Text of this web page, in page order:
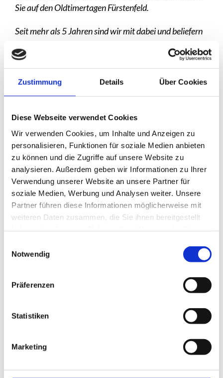
Zustimmung Details Über Cookies
Diese Webseite verwendet Cookies
Wir verwenden Cookies, um Inhalte und Anzeigen zu
personalisieren, Funktionen für soziale Medien anbieten
zu können und die Zugriffe auf unsere Website zu
analysieren. Außerdem geben wir Informationen zu Ihrer
Verwendung unserer Website an unsere Partner für
soziale Medien, Werbung und Analysen weiter. Unsere
Partner führen diese Informationen möglicherweise mit
weiteren Daten zusammen, die Sie ihnen bereitgestellt
Notwendig
Präferenzen
Statistiken
Marketing
Sie auf den Oldtimertagen Fürstenfeld.
Seit mehr als 5 Jahren sind wir mit dabei und beliefern
Bauzaun rund um das Gelände.